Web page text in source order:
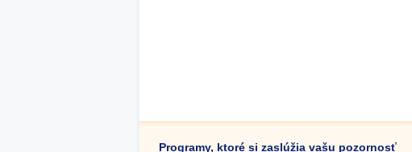
Programy, ktoré si zaslúžia vašu pozornosť